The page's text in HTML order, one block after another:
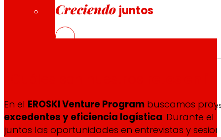
Creciendo juntos
Resultados, informes y principales
En el EROSKI Venture Program buscamos
excedentes y eficiencia logística. Durante el
juntos las oportunidades en entrevistas y